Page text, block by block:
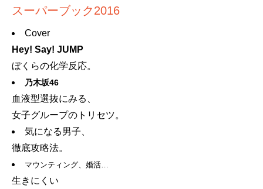
スーパーブック2016
Cover
Hey! Say! JUMP
ぼくらの化学反応。
乃木坂46
血液型選抜にみる、
女子グループのトリセツ。
気になる男子、
徹底攻略法。
マウンティング、婚活…
生きにくい